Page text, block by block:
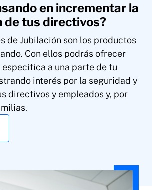
en incrementar la
de tus directivos?
de Jubilación son los productos
Con ellos podrás ofrecer
a una parte de tu
interés por la seguridad y
directivos y empleados y, por